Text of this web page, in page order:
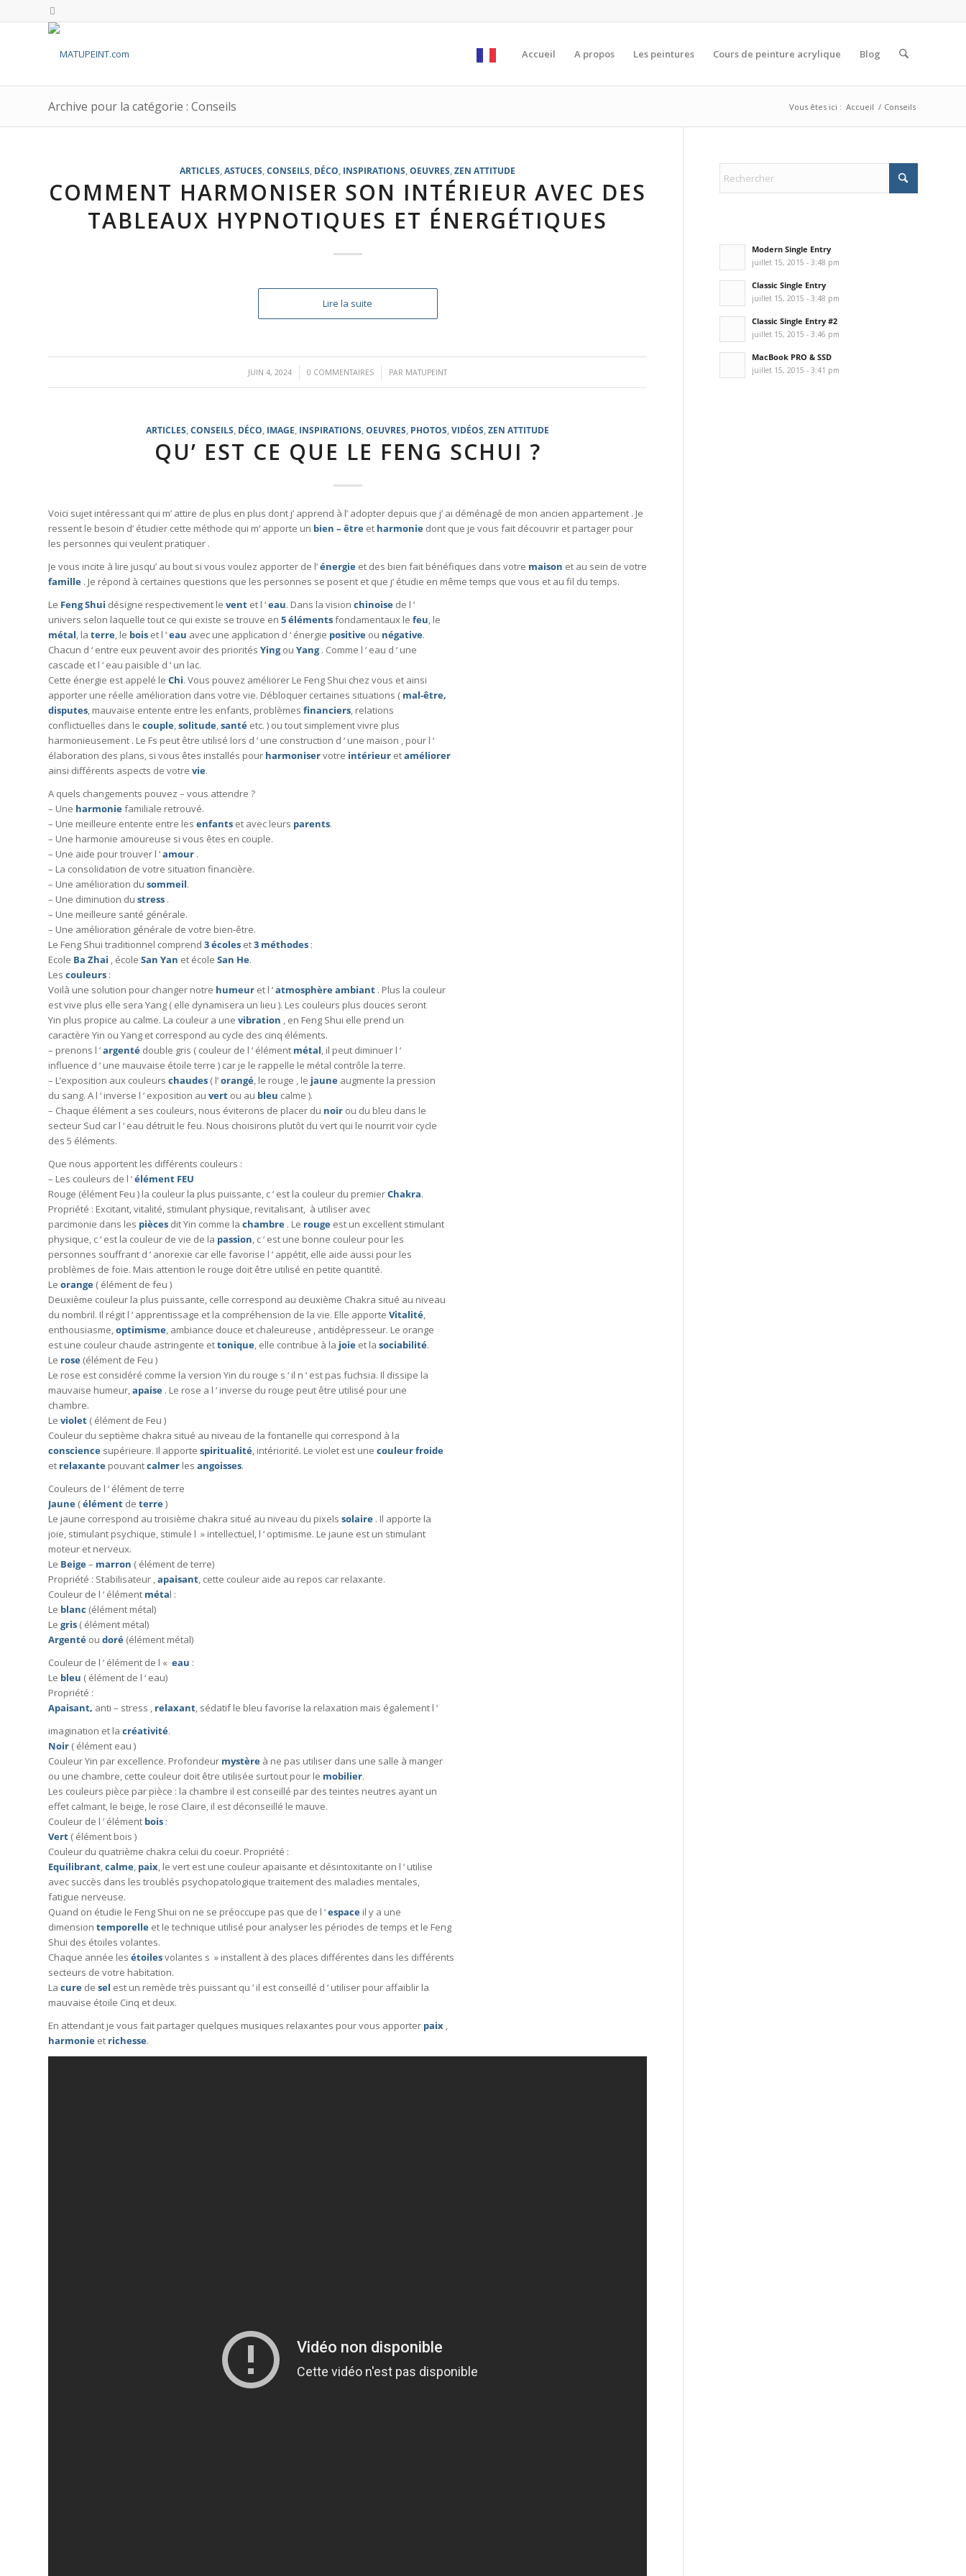
Accueil A propos Les peintures Cours de peinture acrylique Blog
Archive pour la catégorie : Conseils Vous êtes ici : Accueil / Conseils
ARTICLES ,ASTUCES ,CONSEILS DÉCO INSPIRATIONS ,OEUVRES ,ZEN ATTITUDE
COMMENT HARMONISER SON INTÉRIEUR AVEC DES
TABLEAUX HYPNOTIQUES ET ÉNERGÉTIQUES
Lire la suite
JUIN 4, 2024
/ 0 COMMENTAIRES
/ PAR MATUPEINT
ARTICLES ,CONSEILS DÉCO IMAGE INSPIRATIONS ,OEUVRES PHOTOS ,VIDÉOS ,ZEN ATTITUDE
QU’ EST CE QUE LE FENG SCHUI ?
Voici sujet intéressant qui m’ attire de plus en plus dont j’ apprend à l’ adopter depuis que j’ ai déménagé de mon ancien appartement . Je
ressent le besoin d’ étudier cette méthode qui m’ apporte un bien – être et harmonie dont que je vous fait découvrir et partager pour
les personnes qui veulent pratiquer .
Je vous incite à lire jusqu’ au bout si vous voulez apporter de l’énergie et des bien fait bénéfiques dans votre maison et au sein de votre
famille . Je répond à certaines questions que les personnes se posent et que j’ étudie en même temps que vous et au fil du temps.
Le Feng Shui désigne respectivement le vent et l ‘eau. Dans la vision chinoise de l ‘
univers selon laquelle tout ce qui existe se trouve en 5 élémentsfondamentaux le feu, le
métal, la terre, le bois et l ‘eau avec une application d ‘ énergie positive ou négative.
Chacun d ‘ entre eux peuvent avoir des priorités Yingou Yang. Comme l ‘ eau d ‘ une
cascade et l ‘ eau paisible d ‘ un lac.
Cette énergie est appelé le Chi. Vous pouvez améliorer Le Feng Shui chez vous et ainsi
apporter une réelle amélioration dans votre vie. Débloquer certaines situations ( mal-être,
disputes, mauvaise entente entre les enfants, problèmes financiers, relations
conflictuelles dans le couple,solitude,santé etc. ) ou tout simplement vivre plus
harmonieusement . Le Fs peut être utilisé lors d ‘ une construction d ‘ une maison , pour l ‘
élaboration des plans, si vous êtes installés pour harmoniservotre intérieur etaméliorer
ainsi différents aspects de votre vie.
A quels changements pouvez – vous attendre ?
– Une harmoniefamiliale retrouvé.
– Une meilleure entente entre les enfants et avec leurs parents.
– Une harmonie amoureuse si vous êtes en couple.
– Une aide pour trouver l ‘amour .
– La consolidation de votre situation financière.
– Une amélioration du sommeil.
– Une diminution du stress .
– Une meilleure santé générale.
– Une amélioration générale de votre bien-être.
Le Feng Shui traditionnel comprend 3 écoles et3 méthodes :
Ecole Ba Zhai , école San Yan et école San He.
Les couleurs :
Voilà une solution pour changer notre humeur et l ‘atmosphère ambiant . Plus la couleur
est vive plus elle sera Yang ( elle dynamisera un lieu ). Les couleurs plus douces seront
Yin plus propice au calme. La couleur a une vibration , en Feng Shui elle prend un
caractère Yin ou Yang et correspond au cycle des cinq éléments.
– prenons l ‘argenté double gris ( couleur de l ‘ élément métal, il peut diminuer l ‘
influence d ‘ une mauvaise étoile terre ) car je le rappelle le métal contrôle la terre.
– L’exposition aux couleurs chaudes ( l’orangé, le rouge , le jaune augmente la pression
du sang. A l ‘ inverse l ‘ exposition au vert ou au bleu calme ).
– Chaque élément a ses couleurs, nous éviterons de placer du noir ou du bleu dans le
secteur Sud car l ‘ eau détruit le feu. Nous choisirons plutôt du vert qui le nourrit voir cycle
des 5 éléments.
Que nous apportent les différents couleurs :
– Les couleurs de l ‘élément FEU
Rouge (élément Feu ) la couleur la plus puissante, c ‘ est la couleur du premierChakra.
Propriété : Excitant, vitalité, stimulant physique, revitalisant, à utiliser avec
parcimonie dans les pièces dit Yin comme la chambre . Le rouge est un excellent stimulant
physique, c ‘ est la couleur de vie de la passion, c ‘ est une bonne couleur pour les
personnes souffrant d ‘ anorexie car elle favorise l ‘ appétit, elle aide aussi pour les
problèmes de foie. Mais attention le rouge doit être utilisé en petite quantité.
Le orange ( élément de feu )
Deuxième couleur la plus puissante, celle correspond au deuxième Chakra situé au niveau
du nombril. Il régit l ‘ apprentissage et la compréhension de la vie. Elle apporte Vitalité,
enthousiasme,optimisme, ambiance douce et chaleureuse , antidépresseur. Le orange
est une couleur chaude astringente ettonique, elle contribue à la joie et la sociabilité.
Le rose (élément de Feu )
Le rose est considéré comme la version Yin du rouge s ‘ il n ‘ est pas fuchsia. Il dissipe la
mauvaise humeur,apaise . Le rose a l ‘ inverse du rouge peut être utilisé pour une
chambre.
Le violet ( élément de Feu )
Couleur du septième chakra situé au niveau de la fontanelle qui correspond à la
conscience supérieure. Il apporte spiritualité, intériorité. Le violet est une couleur froide
et relaxante pouvantcalmer les angoisses.
Couleurs de l ‘ élément de terre
Jaune (élément de terre)
Le jaune correspond au troisième chakra situé au niveau du pixels solaire . Il apporte la
joie, stimulant psychique, stimule l » intellectuel, l ‘ optimisme. Le jaune est un stimulant
moteur et nerveux.
Le Beige– marron ( élément de terre)
Propriété : Stabilisateur ,apaisant, cette couleur aide au repos car relaxante.
Couleur de l ‘ élément métal :
Le blanc (élément métal)
Le gris ( élément métal)
Argenté ou doré (élément métal)
Couleur de l ‘ élément de l « eau :
Le bleu ( élément de l ‘ eau)
Propriété :
Apaisant, anti – stress , relaxant, sédatif le bleu favorise la relaxation mais également l ‘
imagination et la créativité.
Noir ( élément eau )
Couleur Yin par excellence. Profondeur mystère à ne pas utiliser dans une salle à manger
ou une chambre, cette couleur doit être utilisée surtout pour le mobilier.
Les couleurs pièce par pièce : la chambre il est conseillé par des teintes neutres ayant un
effet calmant, le beige, le rose Claire, il est déconseillé le mauve.
Couleur de l ‘ élément bois :
Vert ( élément bois )
Couleur du quatrième chakra celui du coeur. Propriété :
Equilibrant,calme, paix, le vert est une couleur apaisante et désintoxitante on l ‘ utilise
avec succès dans les troublés psychopatologique traitement des maladies mentales,
fatigue nerveuse.
Quand on étudie le Feng Shui on ne se préoccupe pas que de l ‘espace il y a une
dimension temporelle et le technique utilisé pour analyser les périodes de temps et le Feng
Shui des étoiles volantes.
Chaque année les étoilesvolantes s » installent à des places différentes dans les différents
secteurs de votre habitation.
La cure de sel est un remède très puissant qu ‘ il est conseillé d ‘ utiliser pour affaiblir la
mauvaise étoile Cinq et deux.
En attendant je vous fait partager quelques musiques relaxantes pour vous apporter paix ,
harmonie et richesse.
Modern Single Entry
juillet 15, 2015 - 3:48 pm
Classic Single Entry
juillet 15, 2015 - 3:48 pm
Classic Single Entry #2
juillet 15, 2015 - 3:46 pm
MacBook PRO & SSD
juillet 15, 2015 - 3:41 pm
Bienvenue ! Inscrivez - vous gratuitement à ma newsletter et recevez
une remise de 10 % pour le prochain achat d' un tableau !
En renseignat votre adresse email vous recevrez un code de remise de 10 %, des nouveautés de